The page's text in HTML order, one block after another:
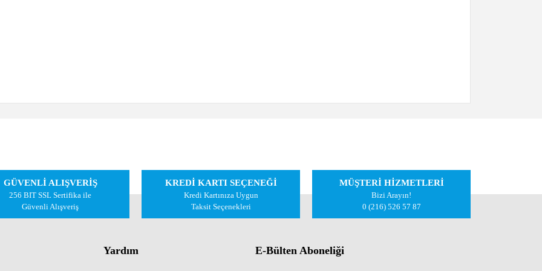
GÜVENLİ ALIŞVERİŞ
256 BIT SSL Sertifika ile
Güvenli Alışveriş
KREDİ KARTI SEÇENEĞİ
Kredi Kartınıza Uygun
Taksit Seçenekleri
MÜŞTERİ HİZMETLERİ
Bizi Arayın!
0 (216) 526 57 87
Yardım E-Bülten Aboneliği